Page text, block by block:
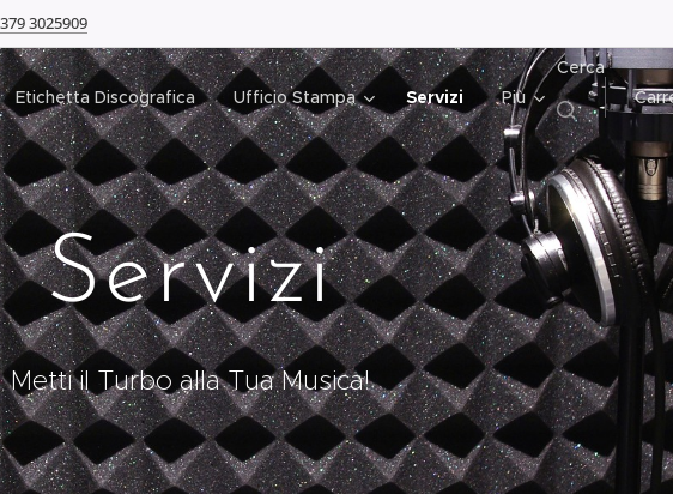
379 3025909
Etichetta Discografica Ufficio Stampa Servizi Più
Cerca
Servizi
Metti il Turbo alla Tua Musica!